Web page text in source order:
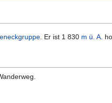
. Er ist 1 830 m ü. A.